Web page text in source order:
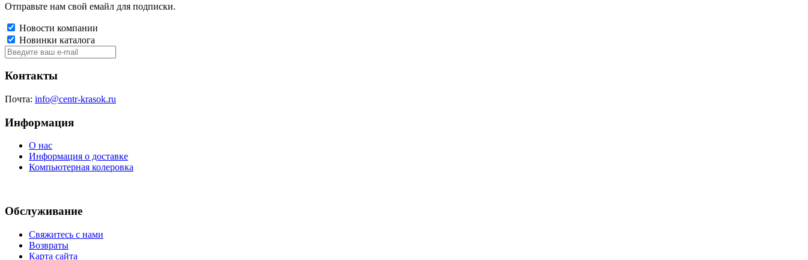
Отправьте нам свой емайл для подписки.
Новости компании
Новинки каталога
Контакты
Почта: info@centr-krasok.ru
Информация
О нас
Информация о доставке
Компьютерная колеровка
Обслуживание
Свяжитесь с нами
Возвраты
Карта сайта